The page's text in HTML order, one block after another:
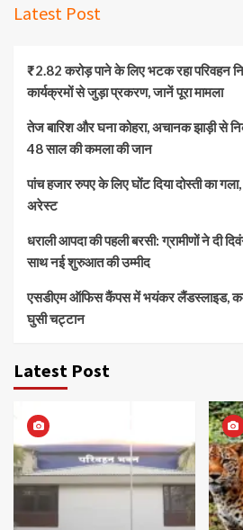
Latest Post
₹2.82 करोड़ पाने के लिए भटक रहा परिवहन
कार्यक्रमों से जुड़ा प्रकरण, जानें पूरा मामला
तेज बारिश और घना कोहरा, अचानक झाड़ी से
48 साल की कमला की जान
पांच हजार रुपए के लिए घोंट दिया दोस्ती का
अरेस्ट
धराली आपदा की पहली बरसी: ग्रामीणों ने दी
साथ नई शुरुआत की उम्मीद
एसडीएम ऑफिस कैंपस में भयंकर लैंडस्लाइड,
घुसी चट्टान
Latest Post